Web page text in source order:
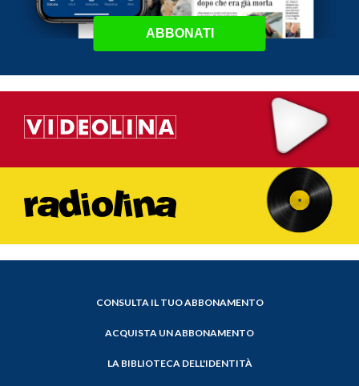
ABBONATI
CONSULTA IL TUO ABBONAMENTO
ACQUISTA UN ABBONAMENTO
LA BIBLIOTECA DELL'IDENTITÀ